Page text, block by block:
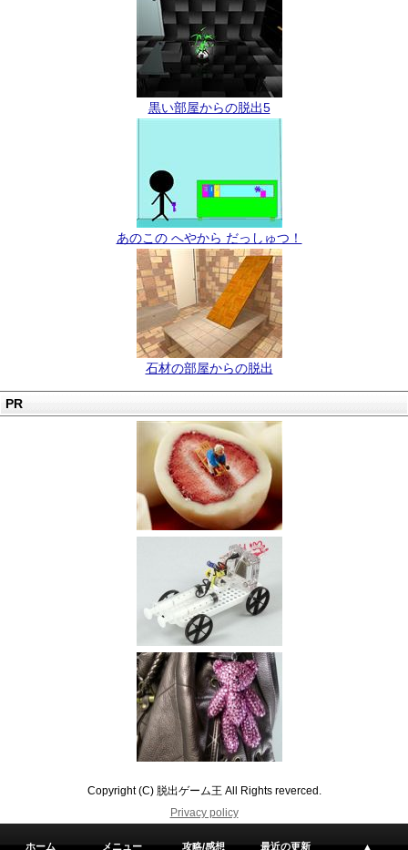
黒い部屋からの脱出5
あのこの へやから だっしゅつ！
石材の部屋からの脱出
PR
Copyright (C) 脱出ゲーム王 All Rights reverced.
Privacy policy
ホーム メニュー 攻略/感想 最近の更新 ▲